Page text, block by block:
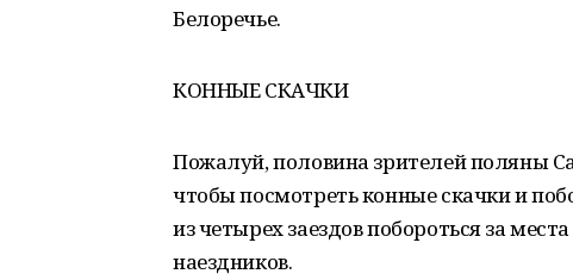
Белоречье.
КОННЫЕ СКАЧКИ
Пожалуй, половина зрителей поляны
чтобы посмотреть конные скачки и
из четырех заездов побороться за
наездников.